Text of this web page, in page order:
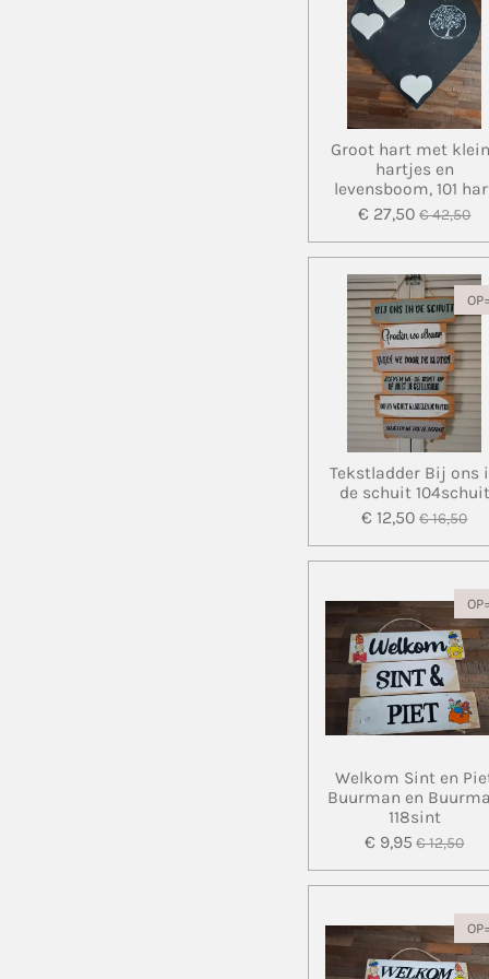
Groot hart met
hartjes en
levensboom, 101
€ 27,50 € 42,50
Tekstladder Bij ons
de schuit 104schuit
€ 12,50 € 16,50
Welkom Sint en
Buurman en
118sint
€ 9,95 € 12,50